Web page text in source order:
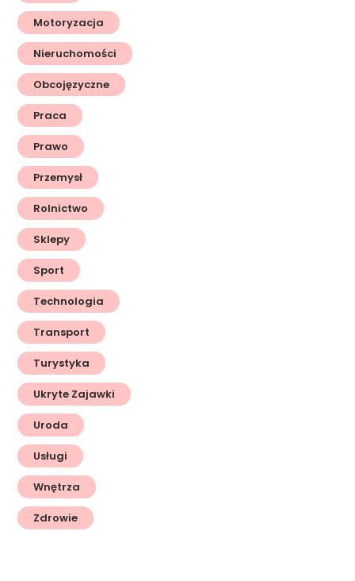
Motoryzacja
Nieruchomości
Obcojęzyczne
Praca
Prawo
Przemysł
Rolnictwo
Sklepy
Sport
Technologia
Transport
Turystyka
Ukryte Zajawki
Uroda
Usługi
Wnętrza
Zdrowie